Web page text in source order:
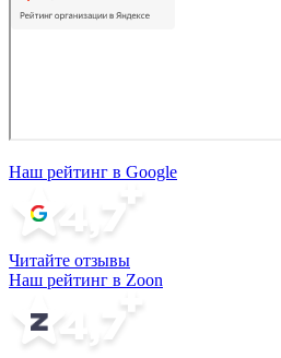
Наш рейтинг в Google
Читайте отзывы
Наш рейтинг в Zoon